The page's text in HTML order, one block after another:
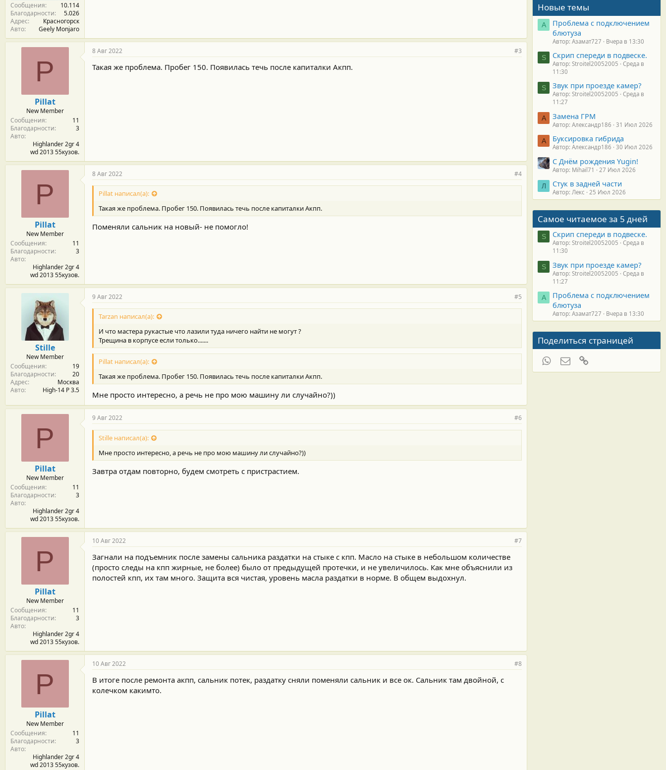
Сообщения
10.114
Благодарности
5.026
Адрес
Красногорск
Авто
Geely Monjaro
P
Pillat
New Member
Сообщения
11
Благодарности
3
Авто
Highlander 2gr 4
wd 2013 55кузов.
8 Авг 2022 #3
Такая же проблема. Пробег 150. Появилась течь после капиталки Акпп.
P
Pillat
New Member
Сообщения
11
Благодарности
3
Авто
Highlander 2gr 4
wd 2013 55кузов.
8 Авг 2022 #4
Pillat написал(а):
Такая же проблема. Пробег 150. Появилась течь после капиталки Акпп.
Поменяли сальник на новый- не помогло!
Stille
New Member
Сообщения
19
Благодарности
20
Адрес
Москва
Авто
High-14 P 3.5
9 Авг 2022 #5
Tarzan написал(а):
И что мастера рукастые что лазили туда ничего найти не могут ?
Трещина в корпусе если только.......
Pillat написал(а):
Такая же проблема. Пробег 150. Появилась течь после капиталки Акпп.
Мне просто интересно, а речь не про мою машину ли случайно?))
P
Pillat
New Member
Сообщения
11
Благодарности
3
Авто
Highlander 2gr 4
wd 2013 55кузов.
9 Авг 2022 #6
Stille написал(а):
Мне просто интересно, а речь не про мою машину ли случайно?))
Завтра отдам повторно, будем смотреть с пристрастием.
P
Pillat
New Member
Сообщения
11
Благодарности
3
Авто
Highlander 2gr 4
wd 2013 55кузов.
10 Авг 2022 #7
Загнали на подъемник после замены сальника раздатки на стыке с кпп. Масло на стыке в небольшом количестве
(просто следы на кпп жирные, не более) было от предыдущей протечки, и не увеличилось. Как мне объяснили из
полостей кпп, их там много. Защита вся чистая, уровень масла раздатки в норме. В общем выдохнул.
P
Pillat
New Member
Сообщения
11
Благодарности
3
Авто
Highlander 2gr 4
wd 2013 55кузов.
10 Авг 2022 #8
В итоге после ремонта акпп, сальник потек, раздатку сняли поменяли сальник и все ок. Сальник там двойной, с
колечком какимто.
Новые темы
А
Проблема с подключением
блютуза
Автор: Азамат727 Вчера в 13:30
S Скрип спереди в подвеске.
Автор: Stroitel20052005
Среда в
11:30
S Звук при проезде камер?
Автор: Stroitel20052005
Среда в
11:27
А Замена ГРМ
Автор: Александр186 31 Июл 2026
А Буксировка гибрида
Автор: Александр186 30 Июл 2026
С Днём рождения Yugin!
Автор: Mihail71 27 Июл 2026
Л Стук в задней части
Автор: Лекс 25 Июл 2026
Самое читаемое за 5 дней
S Скрип спереди в подвеске.
Автор: Stroitel20052005
Среда в
11:30
S Звук при проезде камер?
Автор: Stroitel20052005
Среда в
11:27
А
Проблема с подключением
блютуза
Автор: Азамат727 Вчера в 13:30
Поделиться страницей
WhatsAppЭлектронная почта